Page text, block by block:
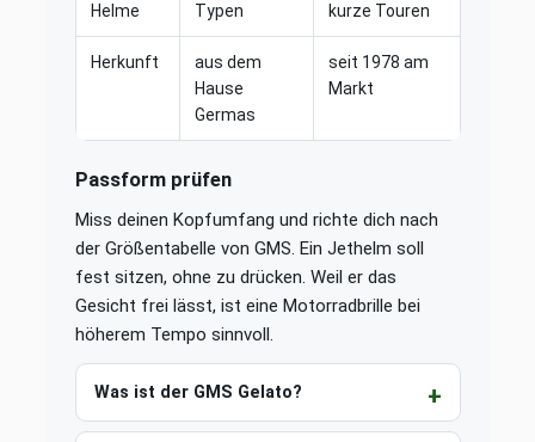
Helme
Typen
kurze Touren
Herkunft
aus dem
Hause
Germas
seit 1978 am
Markt
Passform prüfen
Miss deinen Kopfumfang und richte dich nach
der Größentabelle von GMS. Ein Jethelm soll
fest sitzen, ohne zu drücken. Weil er das
Gesicht frei lässt, ist eine Motorradbrille bei
höherem Tempo sinnvoll.
Was ist der GMS Gelato?